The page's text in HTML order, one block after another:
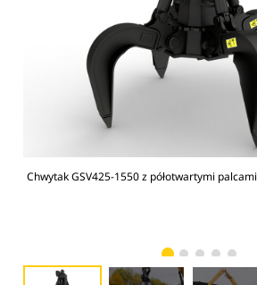
Chwytak GSV425-1550 z półotwartymi palcami